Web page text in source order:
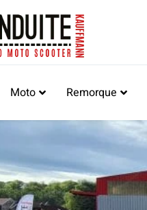
Moto Remorque